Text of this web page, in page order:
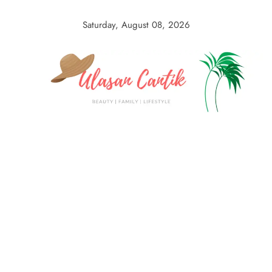
Saturday, August 08, 2026